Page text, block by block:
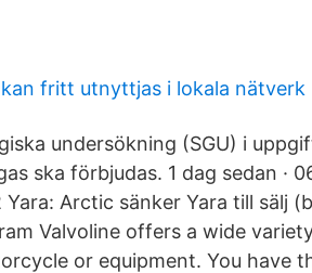
fritt utnyttjas i lokala nätverk
undersökning (SGU) i
ska förbjudas. 1 dag sedan ·
Arctic sänker Yara till sälj
Valvoline offers a wide
or equipment. You have